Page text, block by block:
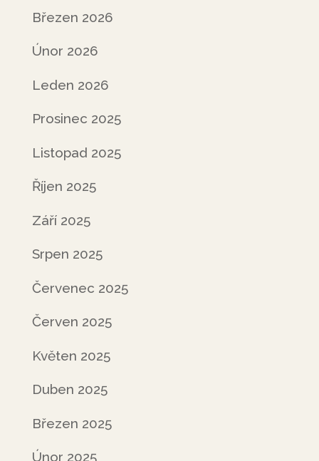
Březen 2026
Únor 2026
Leden 2026
Prosinec 2025
Listopad 2025
Říjen 2025
Září 2025
Srpen 2025
Červenec 2025
Červen 2025
Květen 2025
Duben 2025
Březen 2025
Únor 2025